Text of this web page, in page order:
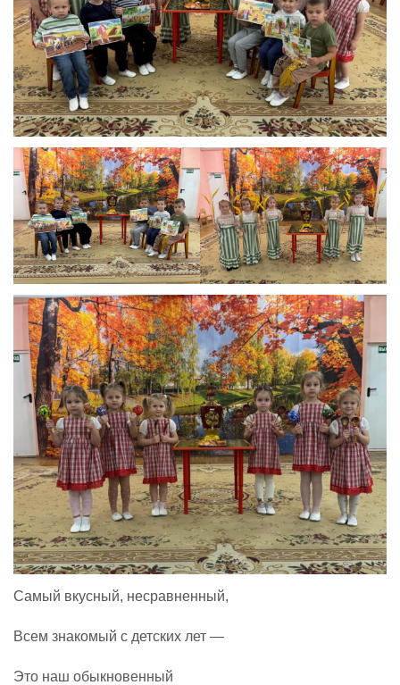
Реализация соц заказа
Напишите нам
Самый вкусный, несравненный,
Всем знакомый с детских лет —
Это наш обыкновенный